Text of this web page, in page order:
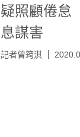
疑照顧倦
息謀害
記者曾筠淇